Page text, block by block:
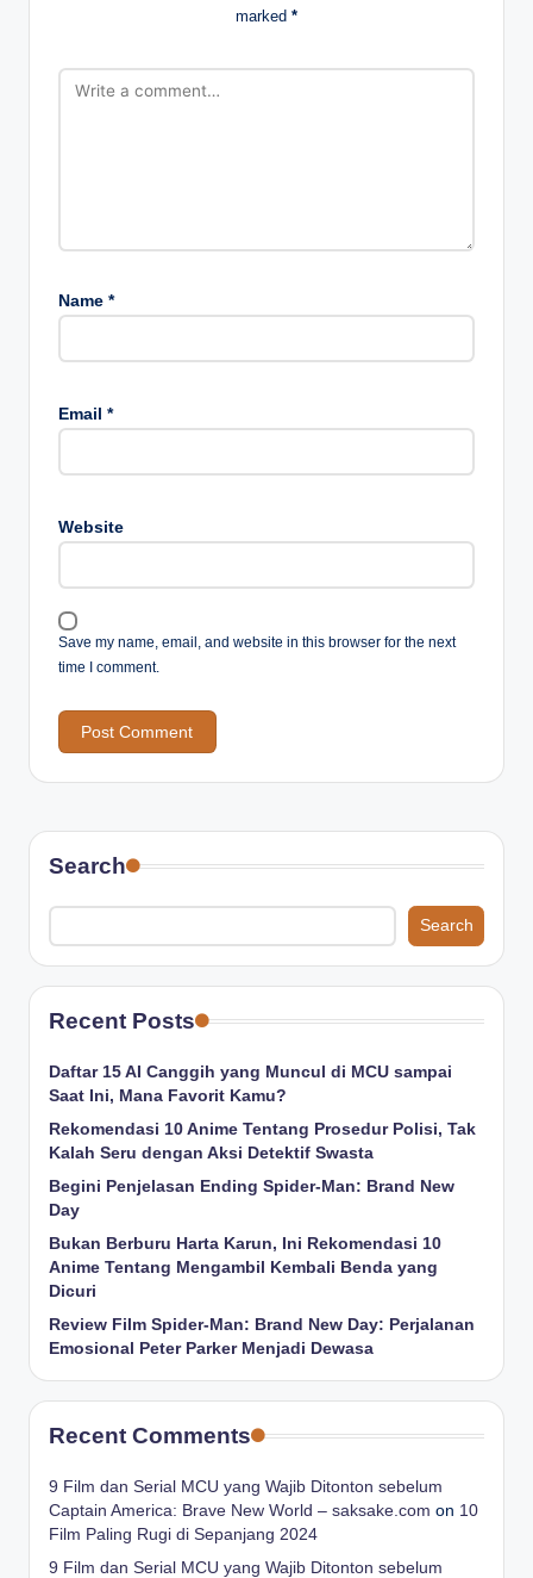
marked *
Name *
Email *
Website
Save my name, email, and website in this browser for the next
time I comment.
Search
Search
Recent Posts
Daftar 15 AI Canggih yang Muncul di MCU sampai
Saat Ini, Mana Favorit Kamu?
Rekomendasi 10 Anime Tentang Prosedur Polisi, Tak
Kalah Seru dengan Aksi Detektif Swasta
Begini Penjelasan Ending Spider-Man: Brand New
Day
Bukan Berburu Harta Karun, Ini Rekomendasi 10
Anime Tentang Mengambil Kembali Benda yang
Dicuri
Review Film Spider-Man: Brand New Day: Perjalanan
Emosional Peter Parker Menjadi Dewasa
Recent Comments
9 Film dan Serial MCU yang Wajib Ditonton sebelum
Captain America: Brave New World – saksake.com on 10
Film Paling Rugi di Sepanjang 2024
9 Film dan Serial MCU yang Wajib Ditonton sebelum